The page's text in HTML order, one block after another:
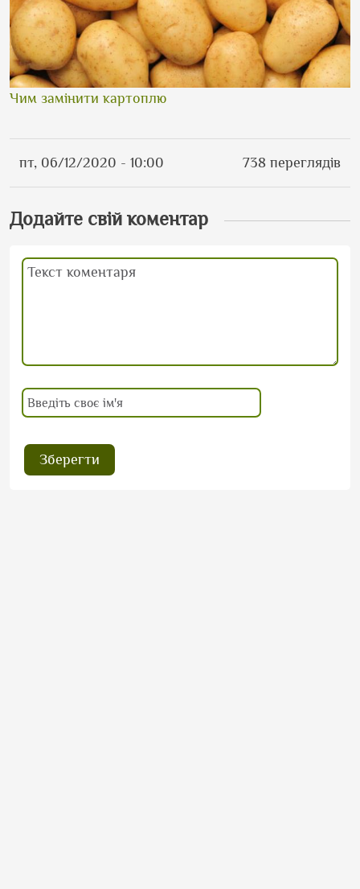
Чим замінити картоплю
пт, 06/12/2020 - 10:00 738 переглядів
Додайте свій коментар